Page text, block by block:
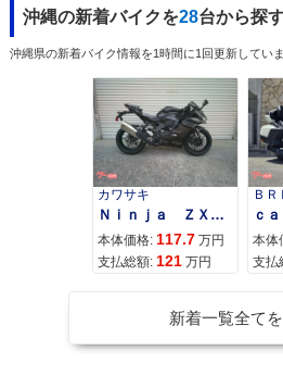
沖縄の新着バイクを28台から探
沖縄県の新着バイク情報を1時間に1回更新してい
カワサキ
Ｎｉｎｊａ ＺＸ−４Ｒ ＳＥ
本体価格: 117.7 万円
支払総額: 121 万円
ＢＲ
本体
支払
新着一覧全て